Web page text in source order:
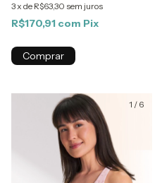
3x de R$63,30 sem juros
R$170,91 com Pix
Comprar
1 / 6